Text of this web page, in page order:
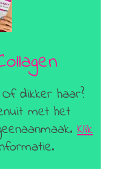
dikker haar?
met het
Klik